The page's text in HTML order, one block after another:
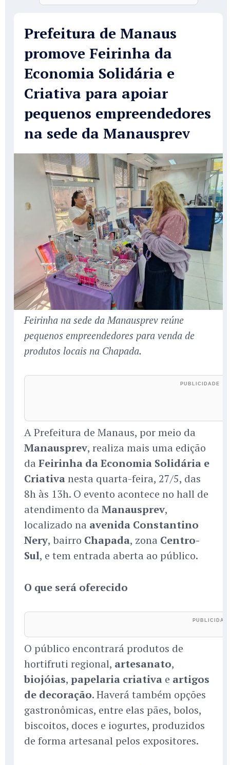
Prefeitura de Manaus
promove Feirinha da
Economia Solidária e
Criativa para apoiar
pequenos empreendedores
na sede da Manausprev
Feirinha na sede da Manausprev reúne
pequenos empreendedores para venda de
produtos locais na Chapada.
A Prefeitura de Manaus, por meio da
Manausprev, realiza mais uma edição
da Feirinha da Economia Solidária e
Criativanesta quarta-feira, 27/5, das
8h às 13h. O evento acontece no hall de
atendimento da Manausprev,
localizado na avenida Constantino
Nery, bairro Chapada, zona Centro-
Sul, e tem entrada aberta ao público.
O que será oferecido
O público encontrará produtos de
hortifruti regional, artesanato,
biojóias, papelaria criativa e artigos
de decoração. Haverá também opções
gastronômicas, entre elas pães, bolos,
biscoitos, doces e iogurtes, produzidos
de forma artesanal pelos expositores.